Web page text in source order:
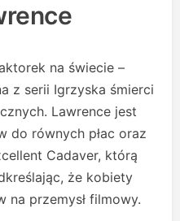
na świecie –
z serii Igrzyska śmierci
Lawrence jest
do równych płac oraz
Cadaver, którą
że kobiety
na przemysł filmowy.